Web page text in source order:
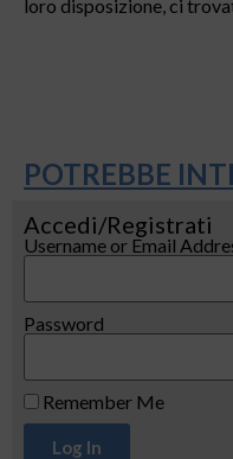
loro disposizione, ci
POTREBBE
Accedi/Registrati
Username or Email
Password
Remember Me
Log In